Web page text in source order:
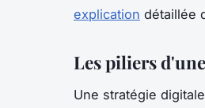
explication détaillée
Les piliers
Une stratégie